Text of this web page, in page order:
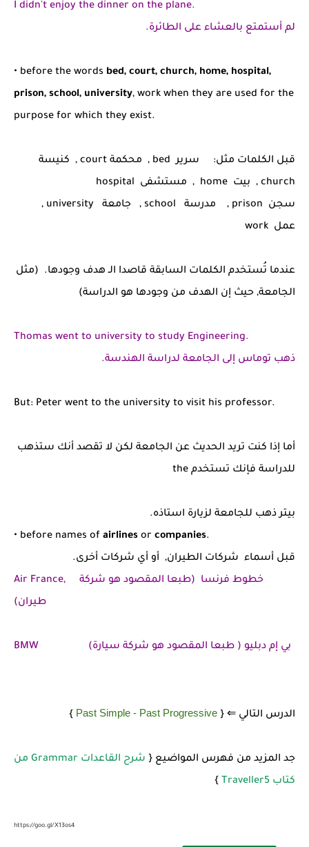
I didn't enjoy the dinner on the plane.
لم أستمتع بالعشاء على الطائرة.
• before the words bed, court, church, home, hospital,
prison, school, university, work when they are used for the
purpose for which they exist.
قبل الكلمات مثل: سرير bed , محكمة court , كنيسة
church , بيت home , مستشفى hospital
سجن prison , مدرسة school , جامعة university ,
عمل work
عندما تُستخدم الكلمات السابقة قاصدا الـ هدف وجودها. (مثل
الجامعة, حيث إن الهدف من وجودها هو الدراسة)
Thomas went to university to study Engineering.
ذهب توماس إلى الجامعة لدراسة الهندسة.
But: Peter went to the university to visit his professor.
أما إذا كنت تريد الحديث عن الجامعة لكن لا تقصد أنك ستذهب
للدراسة فإنك تستخدم the
بيتر ذهب للجامعة لزيارة استاذه.
• before names of airlines or companies.
قبل أسماء شركات الطيران, أو أي شركات أخرى.
Air France, خطوط فرنسا (طبعا المقصود هو شركة
طيران)
BMW بي إم دبليو ( طبعا المقصود هو شركة سيارة)
الدرس التالي ⇐ { Past Simple - Past Progressive
}
جد المزيد من فهرس المواضيع {
شرح القاعدات Grammar من
كتاب Traveller5
}
https://goo.gl/X13os4